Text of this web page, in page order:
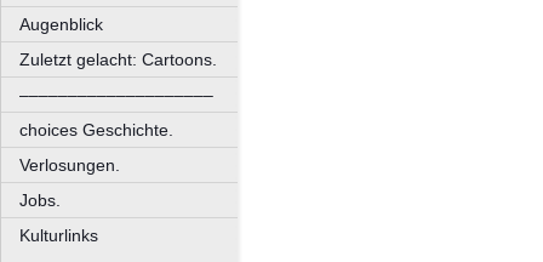
Augenblick
Zuletzt gelacht: Cartoons.
––––––––––––––––––––
choices Geschichte.
Verlosungen.
Jobs.
Kulturlinks